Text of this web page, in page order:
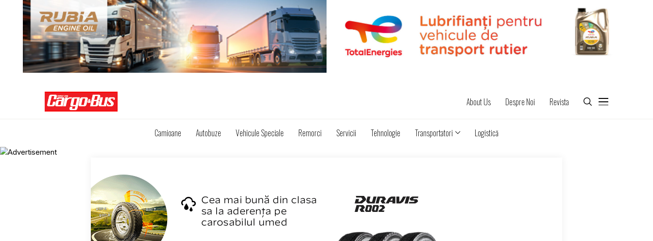
About Us Despre Noi Revista
Camioane Autobuze Vehicule Speciale Remorci Servicii Tehnologie Transportatori Logistică